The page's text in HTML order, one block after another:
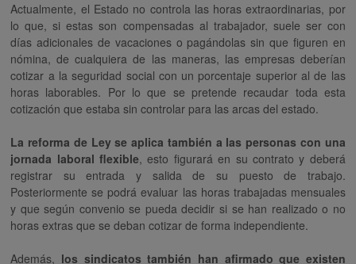
Actualmente, el Estado no controla las horas extraordinarias, por
lo que, si estas son compensadas al trabajador, suele ser con
días adicionales de vacaciones o pagándolas sin que figuren en
nómina, de cualquiera de las maneras, las empresas deberían
cotizar a la seguridad social con un porcentaje superior al de las
horas laborables. Por lo que se pretende recaudar toda esta
cotización que estaba sin controlar para las arcas del estado.
La reforma de Ley se aplica también a las personas con una
jornada laboral flexible, esto figurará en su contrato y deberá
registrar su entrada y salida de su puesto de trabajo.
Posteriormente se podrá evaluar las horas trabajadas mensuales
y que según convenio se pueda decidir si se han realizado o no
horas extras que se deban cotizar de forma independiente.
Además, los sindicatos también han afirmado que existen